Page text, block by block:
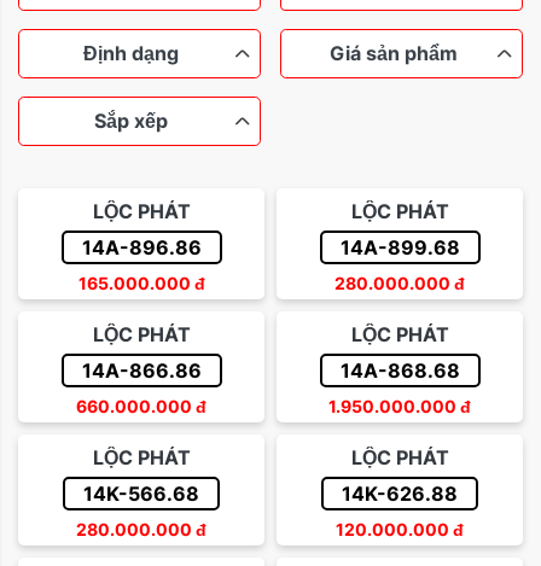
Xe máy Ô tô
Định dạng
Lộc phát Thần tài
Sảnh rồng Dễ nhớ
Giá sản phẩm
Từ 100 đến 200 triệu
Từ 200 đến 500 triệu
Trên 500 triệu
Sắp xếp
Sắp xếp theo tên
Sắp xếp theo giá tăng dần
Sắp xếp theo giá giảm dần
LỘC PHÁT
14A-896.86
165.000.000 đ
LỘC PHÁT
14A-899.68
280.000.000 đ
LỘC PHÁT
14A-866.86
660.000.000 đ
LỘC PHÁT
14A-868.68
1.950.000.000 đ
LỘC PHÁT
14K-566.68
280.000.000 đ
LỘC PHÁT
14K-626.88
120.000.000 đ